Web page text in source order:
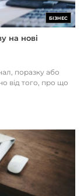
БІЗНЕС
на нові
поразку або
від того, про що